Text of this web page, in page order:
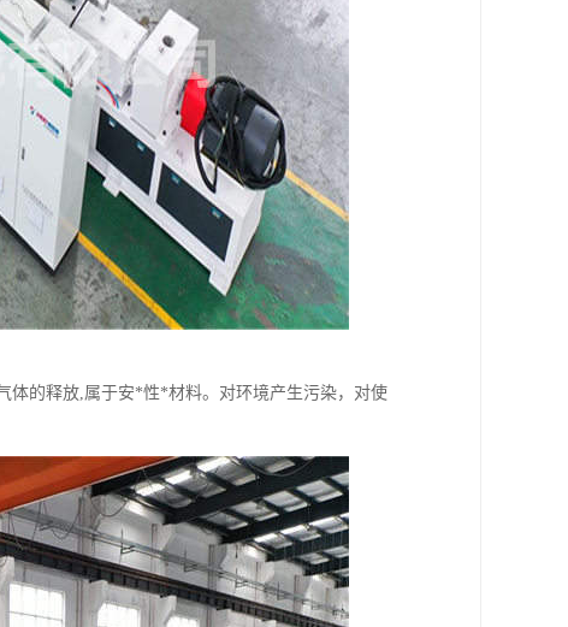
体的释放,属于安*性*材料。对环境产生污染，对使